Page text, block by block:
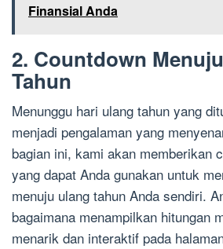
Finansial Anda
2. Countdown
Tahun
Menunggu hari ulang tahun yang
menjadi pengalaman yang
bagian ini, kami akan memberikan
yang dapat Anda gunakan untuk
menuju ulang tahun Anda sendiri.
bagaimana menampilkan hitungan
menarik dan interaktif pada